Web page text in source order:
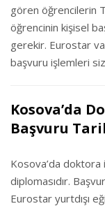
gören öğrencilerin
öğrencinin kişisel
gerekir. Eurostar
başvuru işlemleri
Kosova’da
Başvuru
Kosova’da doktora
diplomasıdır.
Eurostar yurtdışı